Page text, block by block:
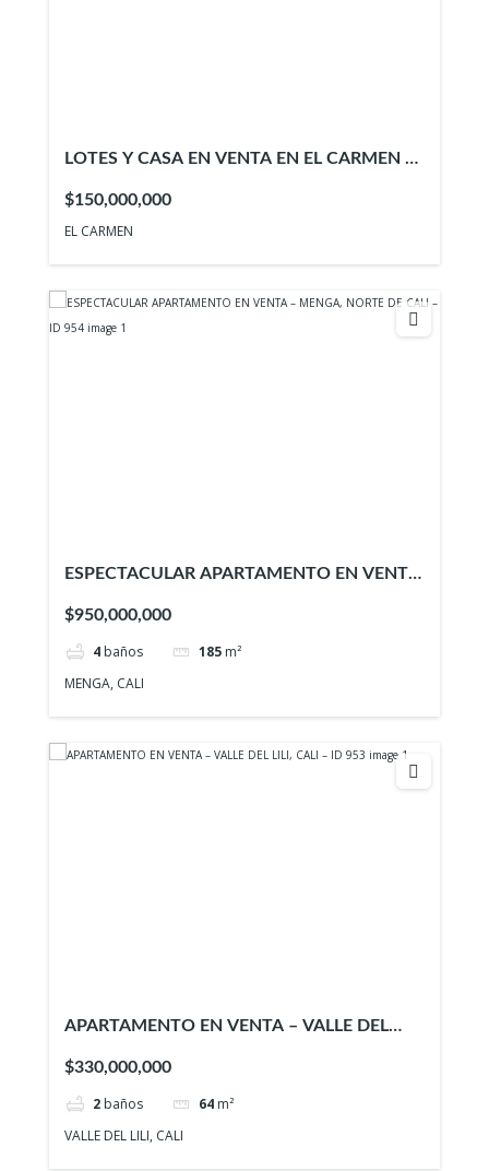
LOTES Y CASA EN VENTA EN EL CARMEN –
$150,000,000
EL CARMEN
ESPECTACULAR APARTAMENTO EN VENTA
$950,000,000
4 baños 185 m²
MENGA, CALI
APARTAMENTO EN VENTA – VALLE DEL
$330,000,000
2 baños 64 m²
VALLE DEL LILI, CALI